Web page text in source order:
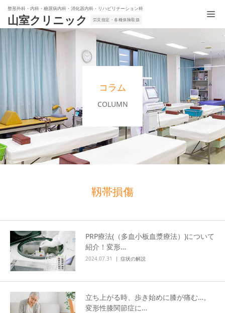
整形外科・内科・糖尿病内科・消化器内科・リハビリテーション科
山室クリニック 労災指定・各種保険取扱
コラム
COLUMN
靱帯損傷
PRP療法(（多血小板血漿療法）)について
紹介！変形…
2024.07.31 症状の解説
立ち上がる時、歩き始めに膝が痛む…。
変形性膝関節症に…